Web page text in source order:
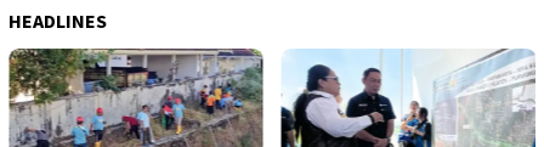
HEADLINES